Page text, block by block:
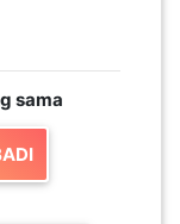
sama